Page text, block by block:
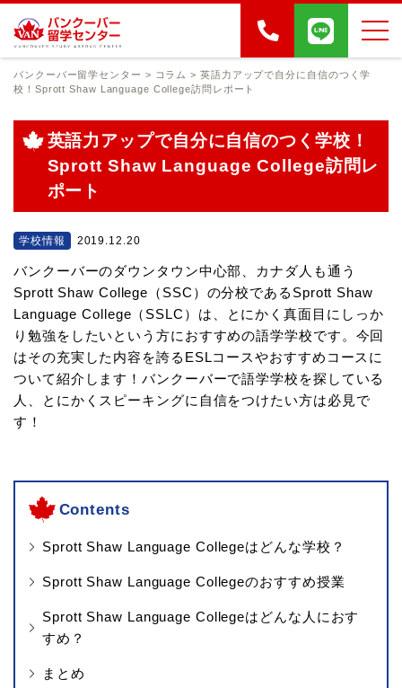
バンクーバー留学センター > コラム > 英語力アップで自分に自信のつく学
校！Sprott Shaw Language College訪問レポート
英語力アップで自分に自信のつく学校！
Sprott Shaw Language College訪問レ
ポート
学校情報 2019.12.20
バンクーバーのダウンタウン中心部、カナダ人も通う
Sprott Shaw College（SSC）の分校であるSprott Shaw
Language College（SSLC）は、とにかく真面目にしっか
り勉強をしたいという方におすすめの語学学校です。今回
はその充実した内容を誇るESLコースやおすすめコースに
ついて紹介します！バンクーバーで語学学校を探している
人、とにかくスピーキングに自信をつけたい方は必見で
す！
Contents
Sprott Shaw Language Collegeはどんな学校？
Sprott Shaw Language Collegeのおすすめ授業
Sprott Shaw Language Collegeはどんな人におす
すめ？
まとめ